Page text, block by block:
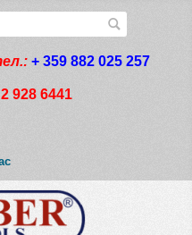
+ 359 882 025 257
928 6441